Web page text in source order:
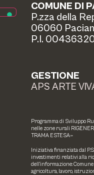
COMUNE DI
P.zza della
06060
P.I.
GESTIONE
APS ARTE
Programma di Sviluppo
nelle zone rurali
TRAMA ESTESA»
Iniziativa finanziata dal
investimenti relativi alla
dell’informazione:
agricoltura, lavoro,